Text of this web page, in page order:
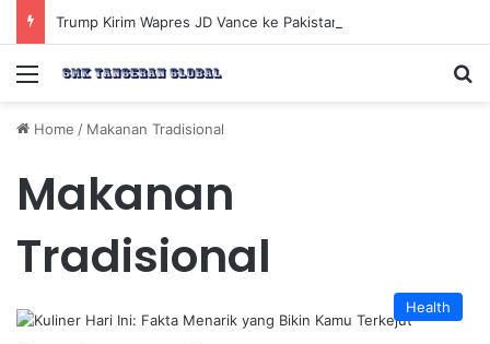
Menu
Home / Makanan Tradisional
Makanan
Tradisional
Health